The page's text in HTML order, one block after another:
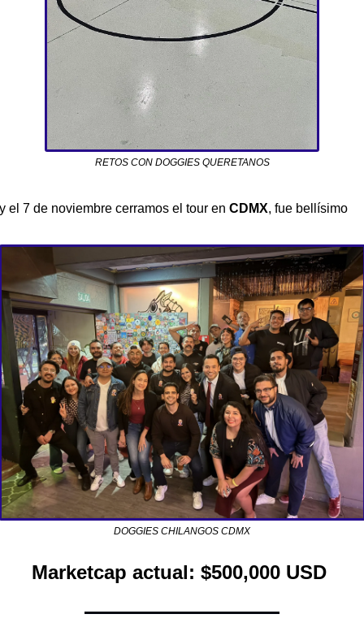
RETOS CON DOGGIES QUERETANOS
el 7 de noviembre cerramos el tour en CDMX, fue bellísimo
DOGGIES CHILANGOS CDMX
Marketcap actual: $500,000 USD